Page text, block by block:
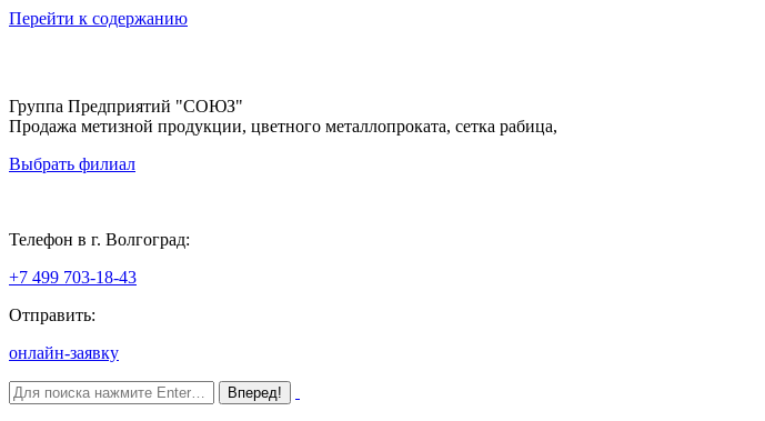
Перейти к содержанию
Группа Предприятий "СОЮЗ"
Продажа метизной продукции, цветного металлопроката, сетка рабица,
Выбрать филиал
Телефон в г. Волгоград:
+7 499 703-18-43
Отправить:
онлайн-заявку